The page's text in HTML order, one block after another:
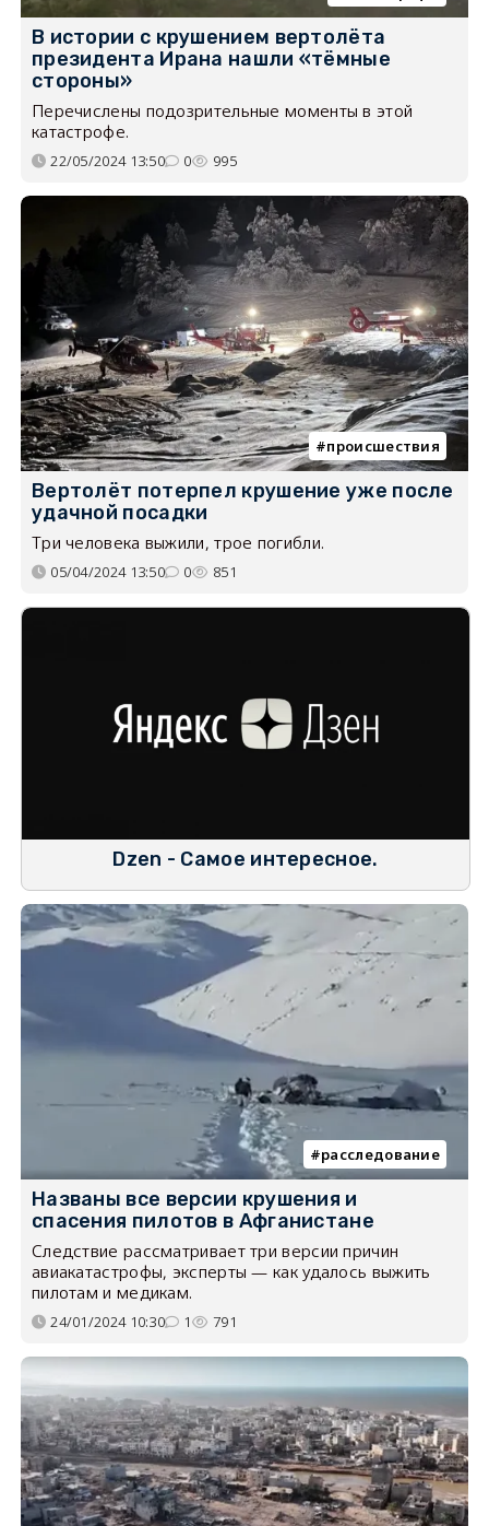
В истории с крушением вертолёта
президента Ирана нашли «тёмные
стороны»
Перечислены подозрительные моменты в этой
катастрофе.
22/05/2024 13:50 0 995
происшествия
Вертолёт потерпел крушение уже после
удачной посадки
Три человека выжили, трое погибли.
05/04/2024 13:50 0 851
Dzen - Самое интересное.
расследование
Названы все версии крушения и
спасения пилотов в Афганистане
​Следствие рассматривает три версии причин
авиакатастрофы, эксперты — как удалось выжить
пилотам и медикам.
24/01/2024 10:30 1 791